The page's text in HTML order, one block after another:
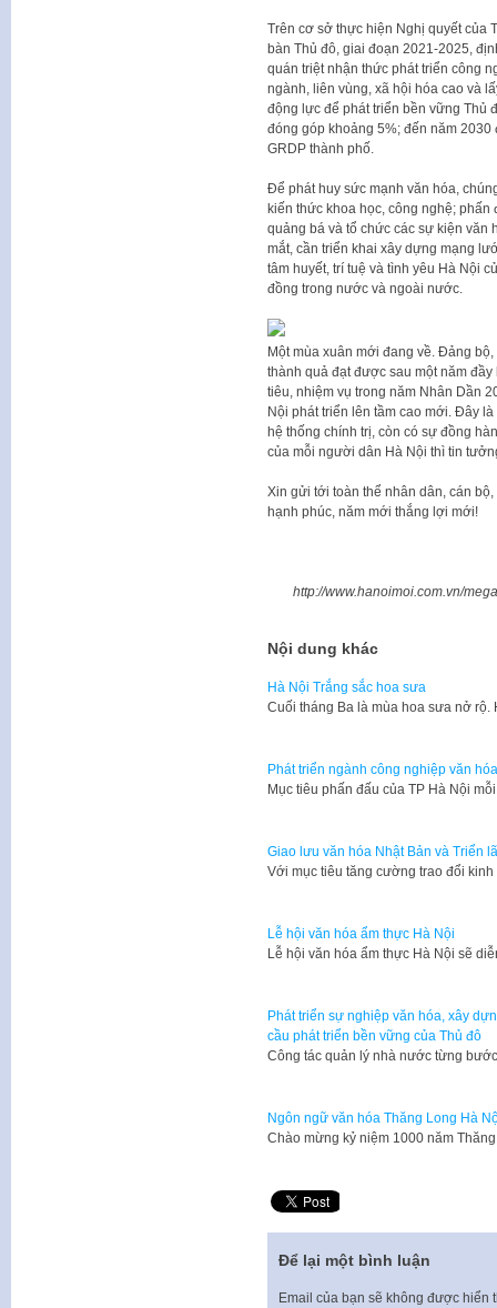
Trên cơ sở thực hiện Nghị quyết của
bàn Thủ đô, giai đoạn 2021-2025,
quán triệt nhận thức phát triển công
ngành, liên vùng, xã hội hóa cao và
động lực để phát triển bền vững Thủ
đóng góp khoảng 5%; đến năm
GRDP thành phố.
Để phát huy sức mạnh văn hóa,
kiến thức khoa học, công nghệ;
quảng bá và tổ chức các sự kiện văn
mắt, cần triển khai xây dựng mạng
tâm huyết, trí tuệ và tình yêu Hà Nội
đồng trong nước và ngoài nước.
Một mùa xuân mới đang về. Đảng
thành quả đạt được sau một năm
tiêu, nhiệm vụ trong năm Nhân Dần
Nội phát triển lên tầm cao mới. Đây
hệ thống chính trị, còn có sự đồng
của mỗi người dân Hà Nội thì tin
Xin gửi tới toàn thể nhân dân, cán
hạnh phúc, năm mới thắng lợi mới!
http://www.hanoimoi.com.vn/
Nội dung khác
Hà Nội Trắng sắc hoa sưa
Cuối tháng Ba là mùa hoa sưa nở
Phát triển ngành công nghiệp văn
Mục tiêu phấn đấu của TP Hà Nội
Giao lưu văn hóa Nhật Bản và Triển
Với mục tiêu tăng cường trao đổi
Lễ hội văn hóa ẩm thực Hà Nội
Lễ hội văn hóa ẩm thực Hà Nội sẽ
Phát triển sự nghiệp văn hóa, xây
cầu phát triển bền vững của Thủ đô
Công tác quản lý nhà nước từng
Ngôn ngữ văn hóa Thăng Long Hà
​Chào mừng kỷ niệm 1000 năm
Để lại một bình luận
Email của bạn sẽ không được hiển